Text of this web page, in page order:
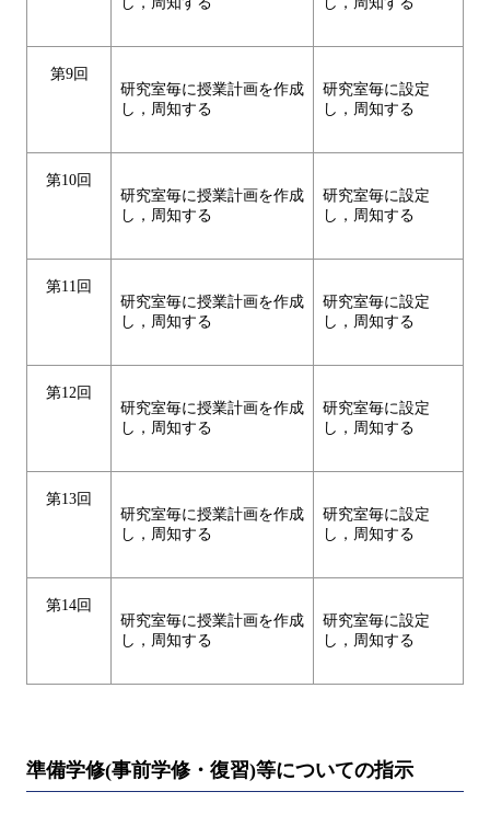
第9回
研究室毎に授業計画を作成
し，周知する
研究室毎に設定
し，周知する
第10回
研究室毎に授業計画を作成
し，周知する
研究室毎に設定
し，周知する
第11回
研究室毎に授業計画を作成
し，周知する
研究室毎に設定
し，周知する
第12回
研究室毎に授業計画を作成
し，周知する
研究室毎に設定
し，周知する
第13回
研究室毎に授業計画を作成
し，周知する
研究室毎に設定
し，周知する
第14回
研究室毎に授業計画を作成
し，周知する
研究室毎に設定
し，周知する
準備学修(事前学修・復習)等についての指示